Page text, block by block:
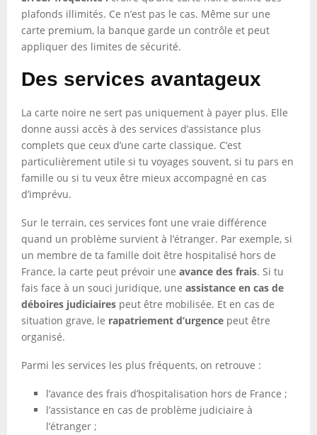
plafonds illimités. Ce n’est pas le cas. Même sur une
carte premium, la banque garde un contrôle et peut
appliquer des limites de sécurité.
Des services avantageux
La carte noire ne sert pas uniquement à payer plus. Elle
donne aussi accès à des services d’assistance plus
complets que ceux d’une carte classique. C’est
particulièrement utile si tu voyages souvent, si tu pars en
famille ou si tu veux être mieux accompagné en cas
d’imprévu.
Sur le terrain, ces services font une vraie différence
quand un problème survient à l’étranger. Par exemple, si
un membre de ta famille doit être hospitalisé hors de
France, la carte peut prévoir une avance des frais. Si tu
fais face à un souci juridique, une assistance en cas de
déboires judiciaires peut être mobilisée. Et en cas de
situation grave, le rapatriement d’urgence peut être
organisé.
Parmi les services les plus fréquents, on retrouve :
l’avance des frais d’hospitalisation hors de France ;
l’assistance en cas de problème judiciaire à
l’étranger ;